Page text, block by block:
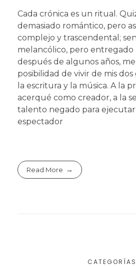
Cada crónica es un ritual.
demasiado romántico, pero
complejo y trascendental;
melancólico, pero entregado
después de algunos años,
posibilidad de vivir de mis dos
la escritura y la música. A la
acerqué como creador, a la
talento negado para
espectador
Read More
CATEGORÍAS